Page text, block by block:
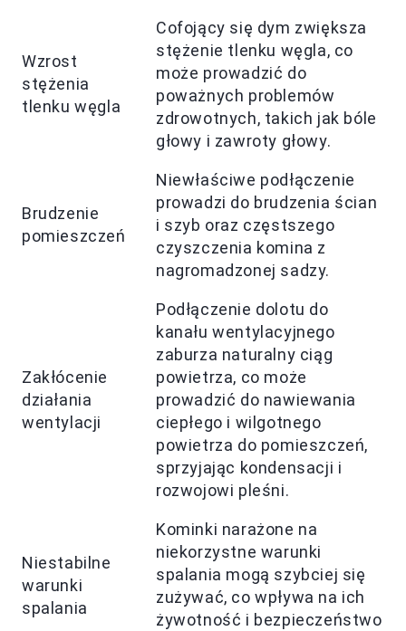
Wzrost
stężenia
tlenku węgla
Cofojący się dym zwiększa
stężenie tlenku węgla, co
może prowadzić do
poważnych problemów
zdrowotnych, takich jak bóle
głowy i zawroty głowy.
Brudzenie
pomieszczeń
Niewłaściwe podłączenie
prowadzi do brudzenia ścian
i szyb oraz częstszego
czyszczenia komina z
nagromadzonej sadzy.
Zakłócenie
działania
wentylacji
Podłączenie dolotu do
kanału wentylacyjnego
zaburza naturalny ciąg
powietrza, co może
prowadzić do nawiewania
ciepłego i wilgotnego
powietrza do pomieszczeń,
sprzyjając kondensacji i
rozwojowi pleśni.
Niestabilne
warunki
spalania
Kominki narażone na
niekorzystne warunki
spalania mogą szybciej się
zużywać, co wpływa na ich
żywotność i bezpieczeństwo